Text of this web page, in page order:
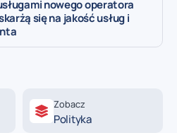
nowego operatora
się na jakość usług i
Zobacz
Polityka